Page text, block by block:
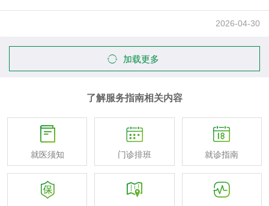
2026-04-30
加载更多
了解服务指南相关内容

就医须知

门诊排班

就诊指南
  